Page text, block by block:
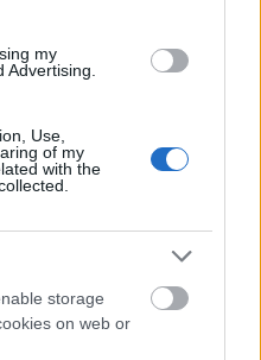
my
Advertising.
Use,
of my
with the
storage
on web or